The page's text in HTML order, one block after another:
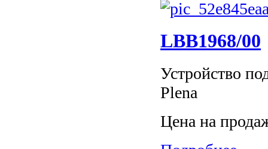
LBB1968/00
Устройство
Plena
Цена на